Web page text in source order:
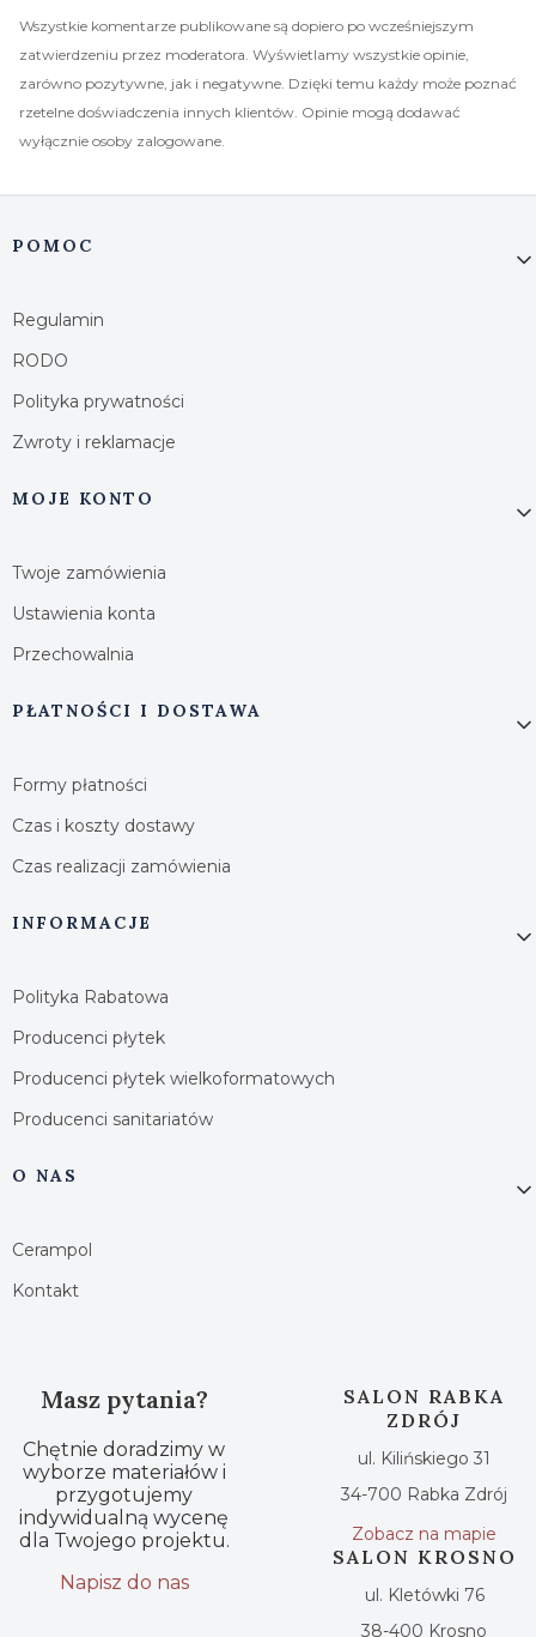
Wszystkie komentarze publikowane są dopiero po wcześniejszym
zatwierdzeniu przez moderatora. Wyświetlamy wszystkie opinie,
zarówno pozytywne, jak i negatywne. Dzięki temu każdy może poznać
rzetelne doświadczenia innych klientów. Opinie mogą dodawać
wyłącznie osoby zalogowane.
Linki w stopce
POMOC
Regulamin
RODO
Polityka prywatności
Zwroty i reklamacje
MOJE KONTO
Twoje zamówienia
Ustawienia konta
Przechowalnia
PŁATNOŚCI I DOSTAWA
Formy płatności
Czas i koszty dostawy
Czas realizacji zamówienia
INFORMACJE
Polityka Rabatowa
Producenci płytek
Producenci płytek wielkoformatowych
Producenci sanitariatów
O NAS
Cerampol
Kontakt
Masz pytania?
Chętnie doradzimy w
wyborze materiałów i
przygotujemy
indywidualną wycenę
dla Twojego projektu.
Napisz do nas
SALON RABKA
ZDRÓJ
ul. Kilińskiego 31
34-700 Rabka Zdrój
Zobacz na mapie
SALON KROSNO
ul. Kletówki 76
38-400 Krosno